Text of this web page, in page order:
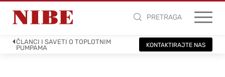
PRETRAGA
ČLANCI I SAVETI O TOPLOTNIM
PUMPAMA
KONTAKTIRAJTE NAS